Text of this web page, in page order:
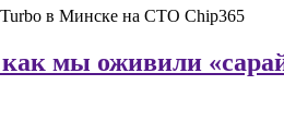
мы оживили